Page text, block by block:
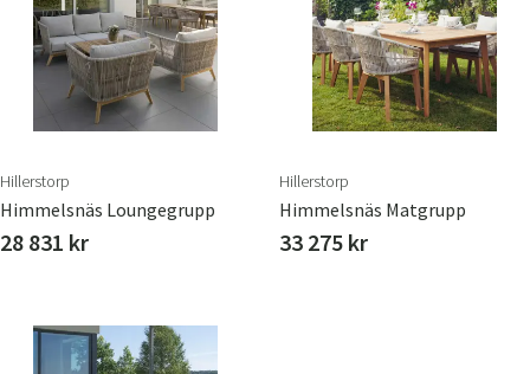
Hillerstorp
Himmelsnäs Loungegrupp
28 831 kr
Hillerstorp
Himmelsnäs Matgrupp
33 275 kr